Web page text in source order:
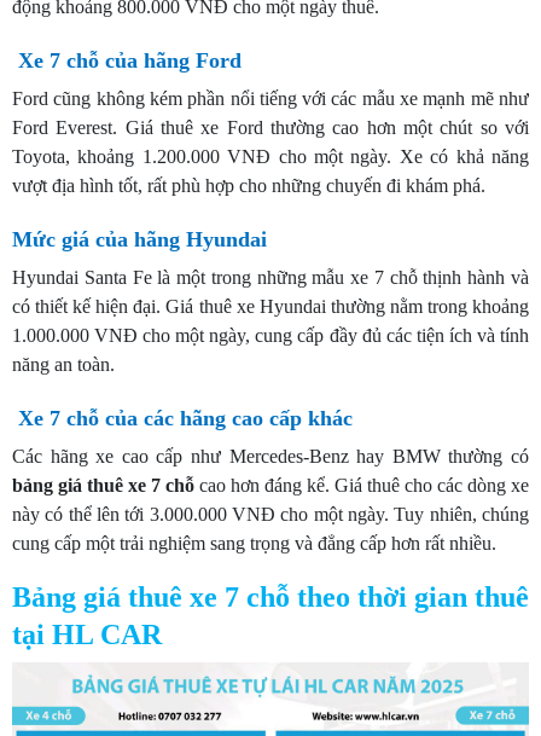
động khoảng 800.000 VNĐ cho một ngày thuê.
Xe 7 chỗ của hãng Ford
Ford cũng không kém phần nổi tiếng với các mẫu xe mạnh mẽ như
Ford Everest. Giá thuê xe Ford thường cao hơn một chút so với
Toyota, khoảng 1.200.000 VNĐ cho một ngày. Xe có khả năng
vượt địa hình tốt, rất phù hợp cho những chuyến đi khám phá.
Mức giá của hãng Hyundai
Hyundai Santa Fe là một trong những mẫu xe 7 chỗ thịnh hành và
có thiết kế hiện đại. Giá thuê xe Hyundai thường nằm trong khoảng
1.000.000 VNĐ cho một ngày, cung cấp đầy đủ các tiện ích và tính
năng an toàn.
Xe 7 chỗ của các hãng cao cấp khác
Các hãng xe cao cấp như Mercedes-Benz hay BMW thường có
bảng giá thuê xe 7 chỗ cao hơn đáng kể. Giá thuê cho các dòng xe
này có thể lên tới 3.000.000 VNĐ cho một ngày. Tuy nhiên, chúng
cung cấp một trải nghiệm sang trọng và đẳng cấp hơn rất nhiều.
Bảng giá thuê xe 7 chỗ theo thời gian thuê
tại HL CAR